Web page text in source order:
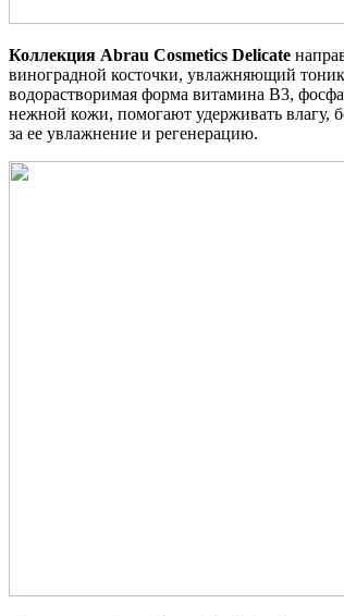
Коллекция Abrau Cosmetics Delicate
виноградной косточки, увлажняющий
водорастворимая форма витамина В3,
нежной кожи, помогают удерживать влагу,
за ее увлажнение и регенерацию.